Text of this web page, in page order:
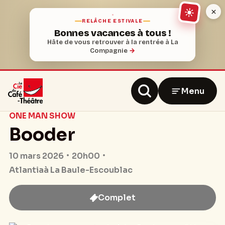
RELÂCHE ESTIVALE
Bonnes vacances à tous !
Hâte de vous retrouver à la rentrée à La
Compagnie →
Menu
ONE MAN SHOW
Booder
10 mars 2026
20h00
Atlantiaà La Baule-Escoublac
Complet